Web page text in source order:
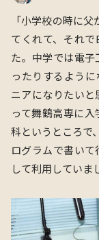
「⼩学校の時に⽗
てくれて、それ
た。中学では電
ったりするよう
ニアになりたい
って舞鶴⾼専に
科というところで
ログラムで書い
して利⽤していま